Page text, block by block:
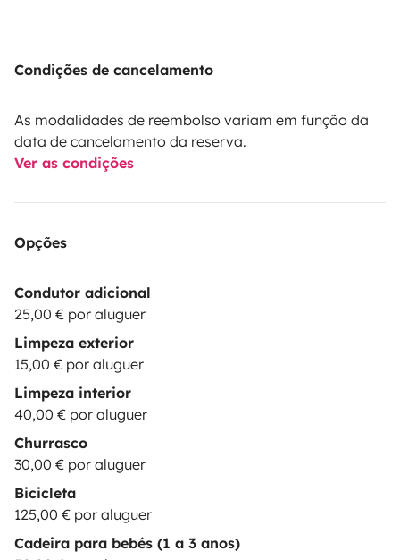
Condições de cancelamento
As modalidades de reembolso variam em função da
data de cancelamento da reserva.
Ver as condições
Opções
Condutor adicional
25,00 € por aluguer
Limpeza exterior
15,00 € por aluguer
Limpeza interior
40,00 € por aluguer
Churrasco
30,00 € por aluguer
Bicicleta
125,00 € por aluguer
Cadeira para bebés (1 a 3 anos)